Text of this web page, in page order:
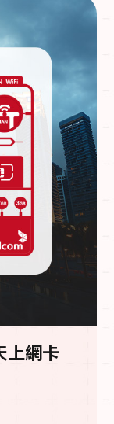
上網卡